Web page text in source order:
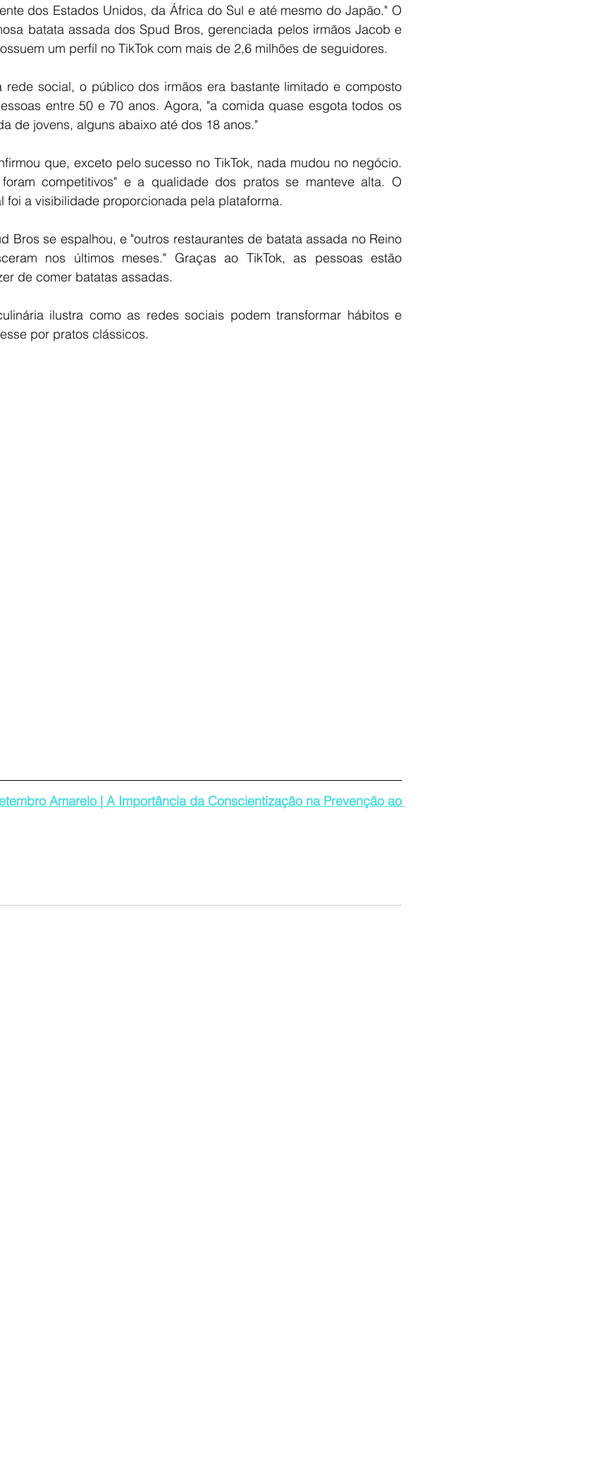
dos Estados Unidos, da África do Sul e até mesmo do Japão." O
batata assada dos Spud Bros, gerenciada pelos irmãos Jacob e
um perfil no TikTok com mais de 2,6 milhões de seguidores.
rede social, o público dos irmãos era bastante limitado e composto
entre 50 e 70 anos. Agora, "a comida quase esgota todos os
de jovens, alguns abaixo até dos 18 anos."
que, exceto pelo sucesso no TikTok, nada mudou no negócio.
competitivos" e a qualidade dos pratos se manteve alta. O
foi a visibilidade proporcionada pela plataforma.
Bros se espalhou, e "outros restaurantes de batata assada no Reino
nos últimos meses." Graças ao TikTok, as pessoas estão
de comer batatas assadas.
ilustra como as redes sociais podem transformar hábitos e
por pratos clássicos.
Amarelo | A Importância da Conscientização na Prevenção ao